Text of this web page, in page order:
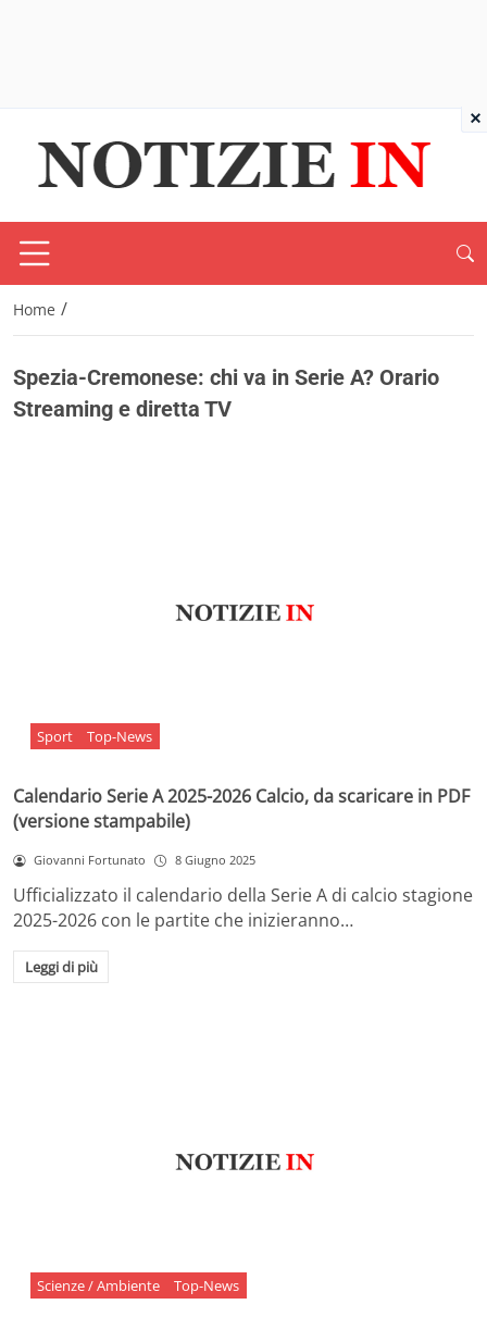
Home /
Spezia-Cremonese: chi va in Serie A? Orario
Streaming e diretta TV
Sport Top-News
Calendario Serie A 2025-2026 Calcio, da scaricare in PDF
(versione stampabile)
Giovanni Fortunato 8 Giugno 2025
Ufficializzato il calendario della Serie A di calcio stagione
2025-2026 con le partite che inizieranno…
Leggi di più
Scienze / Ambiente Top-News
×